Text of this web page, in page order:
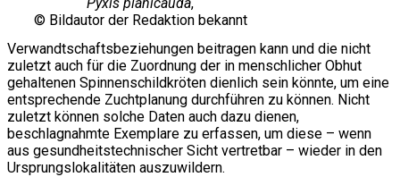
© Bildautor der Redaktion bekannt
Verwandtschaftsbeziehungen beitragen kann und die nicht
zuletzt auch für die Zuordnung der in menschlicher Obhut
gehaltenen Spinnenschildkröten dienlich sein könnte, um eine
entsprechende Zuchtplanung durchführen zu können. Nicht
zuletzt können solche Daten auch dazu dienen,
beschlagnahmte Exemplare zu erfassen, um diese – wenn
aus gesundheitstechnischer Sicht vertretbar – wieder in den
Ursprungslokalitäten auszuwildern.